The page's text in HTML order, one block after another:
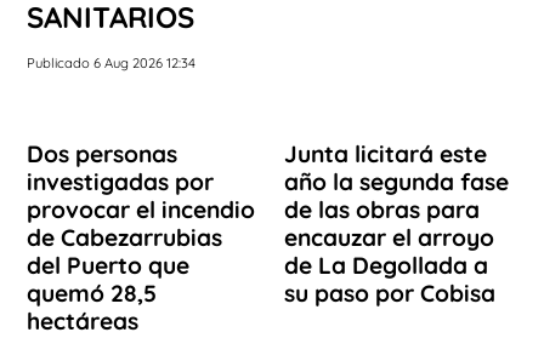
SANITARIOS
Publicado 6 Aug 2026 12:34
Dos personas
investigadas por
provocar el incendio
de Cabezarrubias
del Puerto que
quemó 28,5
hectáreas
Junta licitará este
año la segunda fase
de las obras para
encauzar el arroyo
de La Degollada a
su paso por Cobisa